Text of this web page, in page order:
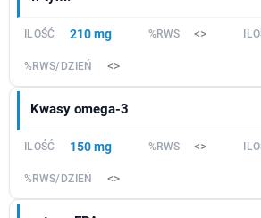
210 mg <>
<>
Kwasy omega-3
150 mg <>
<>